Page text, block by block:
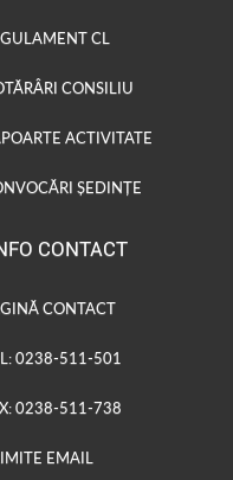
CL
CONSILIU
ACTIVITATE
ȘEDINȚE
CONTACT
CONTACT
0238-511-501
0238-511-738
EMAIL